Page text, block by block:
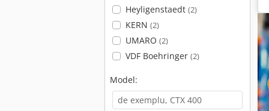
Heyligenstaedt (2)
KERN (2)
UMARO (2)
VDF Boehringer (2)
Model: